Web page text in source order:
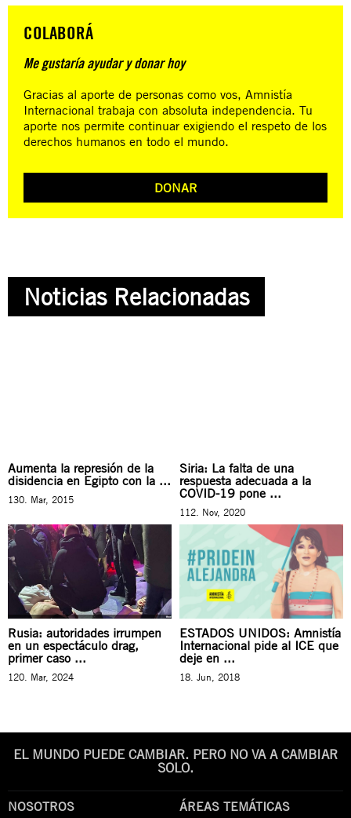
COLABORÁ
Me gustaría ayudar y donar hoy
Gracias al aporte de personas como vos, Amnistía
Internacional trabaja con absoluta independencia. Tu
aporte nos permite continuar exigiendo el respeto de los
derechos humanos en todo el mundo.
DONAR
Noticias Relacionadas
Aumenta la represión de la
disidencia en Egipto con la ...
130. Mar, 2015
Siria: La falta de una
respuesta adecuada a la
COVID-19 pone ...
112. Nov, 2020
Rusia: autoridades irrumpen
en un espectáculo drag,
primer caso ...
120. Mar, 2024
ESTADOS UNIDOS: Amnistía
Internacional pide al ICE que
deje en ...
18. Jun, 2018
EL MUNDO PUEDE CAMBIAR. PERO NO VA A CAMBIAR
SOLO.
NOSOTROS ÁREAS TEMÁTICAS